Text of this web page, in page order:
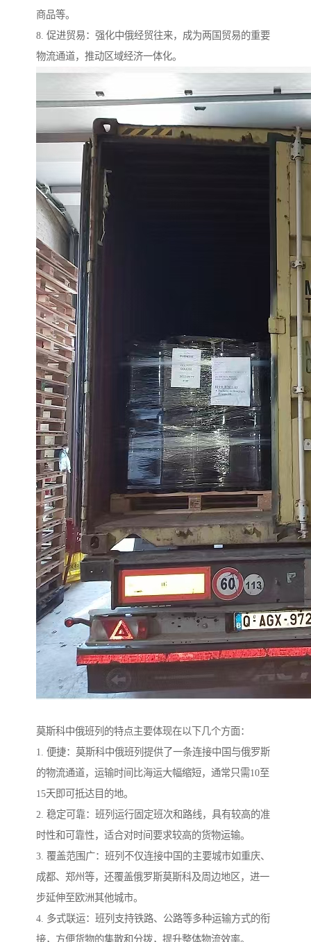
商品等。
8. 促进贸易：强化中俄经贸往来，成为两国贸易的重要
物流通道，推动区域经济一体化。
莫斯科中俄班列的特点主要体现在以下几个方面：
1. 便捷：莫斯科中俄班列提供了一条连接中国与俄罗斯
的物流通道，运输时间比海运大幅缩短，通常只需10至
15天即可抵达目的地。
2. 稳定可靠：班列运行固定班次和路线，具有较高的准
时性和可靠性，适合对时间要求较高的货物运输。
3. 覆盖范围广：班列不仅连接中国的主要城市如重庆、
成都、郑州等，还覆盖俄罗斯莫斯科及周边地区，进一
步延伸至欧洲其他城市。
4. 多式联运：班列支持铁路、公路等多种运输方式的衔
接，方便货物的集散和分拨，提升整体物流效率。